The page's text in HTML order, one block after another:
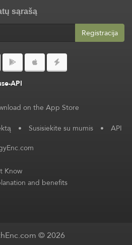
sąrašą
Registracija
API
• Susisiekite su mumis • API
Know
and benefits
© 2026